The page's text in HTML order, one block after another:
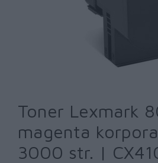
Toner Lexmark
magenta
3000 str. |